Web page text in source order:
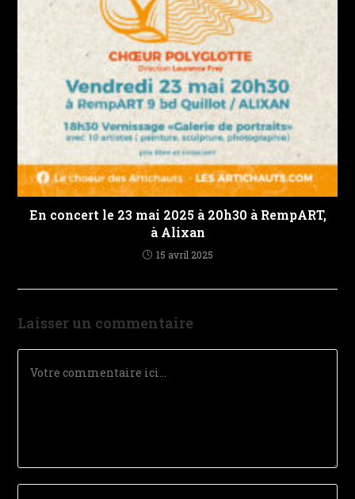
En concert le 23 mai 2025 à 20h30 à RempART,
à Alixan
15 avril 2025
Laisser un commentaire